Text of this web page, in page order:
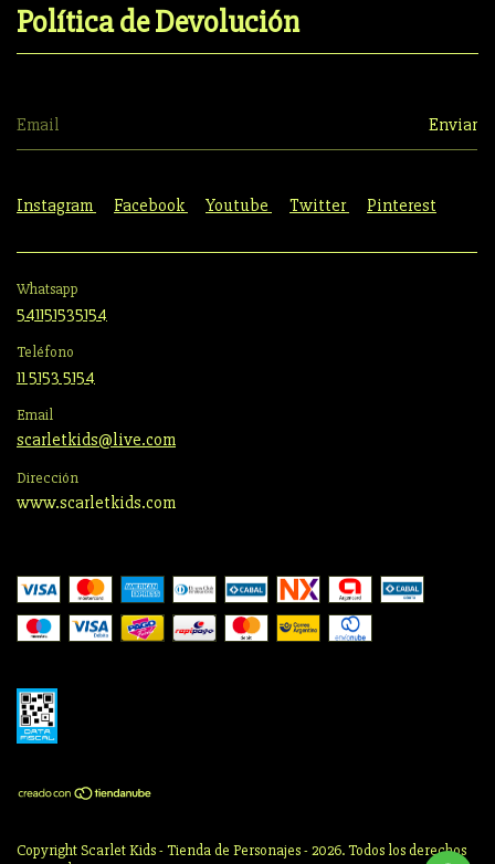
Política de Devolución
Instagram Facebook Youtube Twitter Pinterest
Whatsapp
541151535154
Teléfono
11 5153 5154
Email
scarletkids@live.com
Dirección
www.scarletkids.com
Copyright Scarlet Kids - Tienda de Personajes - 2026. Todos los derechos